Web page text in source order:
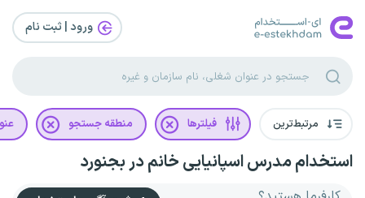
ورود | ثبت‌ نام
مرتبط‌ترین فیلترها منطقه جستجو
استخدام مدرس اسپانیایی خانم در بجنورد